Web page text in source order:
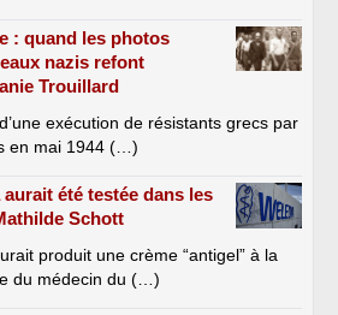
: quand les photos
nazis refont
Trouillard
exécution de résistants grecs par
en mai 1944 (…)
été testée dans les
Schott
produit une crème “antigel” à la
du médecin du (…)